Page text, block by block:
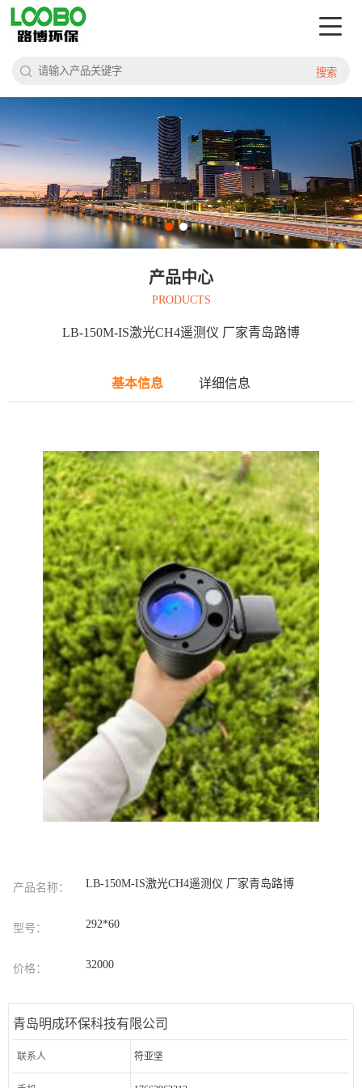
搜索
产品中心
PRODUCTS
LB-150M-IS激光CH4遥测仪 厂家青岛路博
基本信息 详细信息
产品名称： LB-150M-IS激光CH4遥测仪 厂家青岛路博
型号： 292*60
价格： 32000
青岛明成环保科技有限公司
联系人 符亚坚